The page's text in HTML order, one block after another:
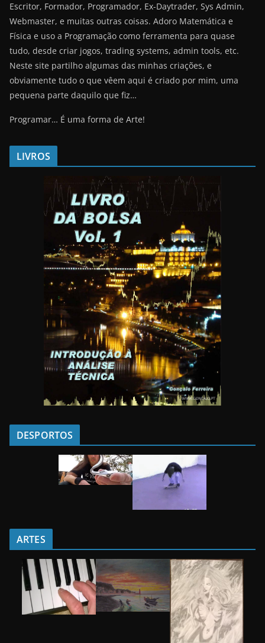
Escritor, Formador, Programador, Ex-Daytrader, Sys Admin,
Webmaster, e muitas outras coisas. Adoro Matemática e
Física e uso a Programação como ferramenta para quase
tudo, desde criar jogos, trading systems, admin tools, etc.
Neste site partilho algumas das minhas criações, e
obviamente tudo o que vêem aqui é criado por mim, uma
pequena parte daquilo que fiz…
Programar… É uma forma de Arte!
LIVROS
DESPORTOS
ARTES